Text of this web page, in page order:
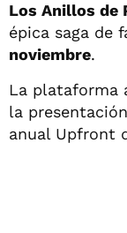
Los Anillos de
épica saga de
noviembre.
La plataforma
la
anual Upfront